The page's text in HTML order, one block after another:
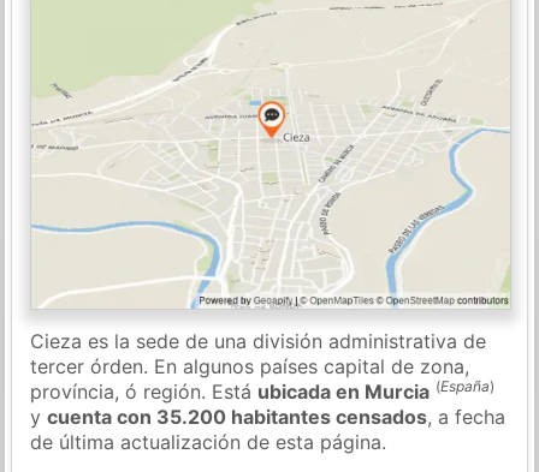
Cieza es la sede de una división administrativa de
tercer órden. En algunos países capital de zona,
província, ó región. Está ubicada en Murcia (España)
ycuenta con 35.200 habitantes censados, a fecha
de última actualización de esta página.